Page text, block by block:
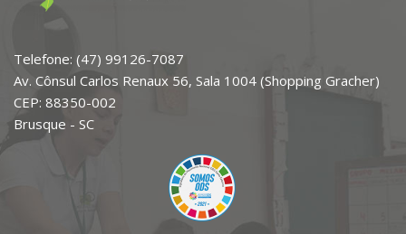
Telefone: (47) 99126-7087
Av. Cônsul Carlos Renaux 56, Sala 1004 (Shopping Gracher)
CEP: 88350-002
Brusque - SC